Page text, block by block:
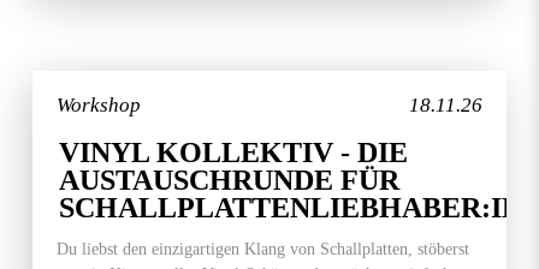
18.11.26
Workshop
VINYL KOLLEKTIV - DIE
AUSTAUSCHRUNDE FÜR
Du liebst den einzigartigen Klang von Schallplatten, stöberst